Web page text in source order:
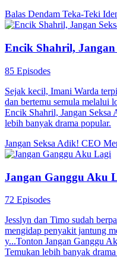
Balas Dendam Teka-Teki
Encik Shahril, Jangan
85 Episodes
Sejak kecil, Imani Warda
dan bertemu semula melalui
Encik Shahril, Jangan Seksa
lebih banyak drama popular.
Jangan Seksa Adik! CEO
Jangan Ganggu Aku
72 Episodes
Jesslyn dan Timo sudah
mengidap penyakit jantung
y...Tonton Jangan Ganggu
Temukan lebih banyak